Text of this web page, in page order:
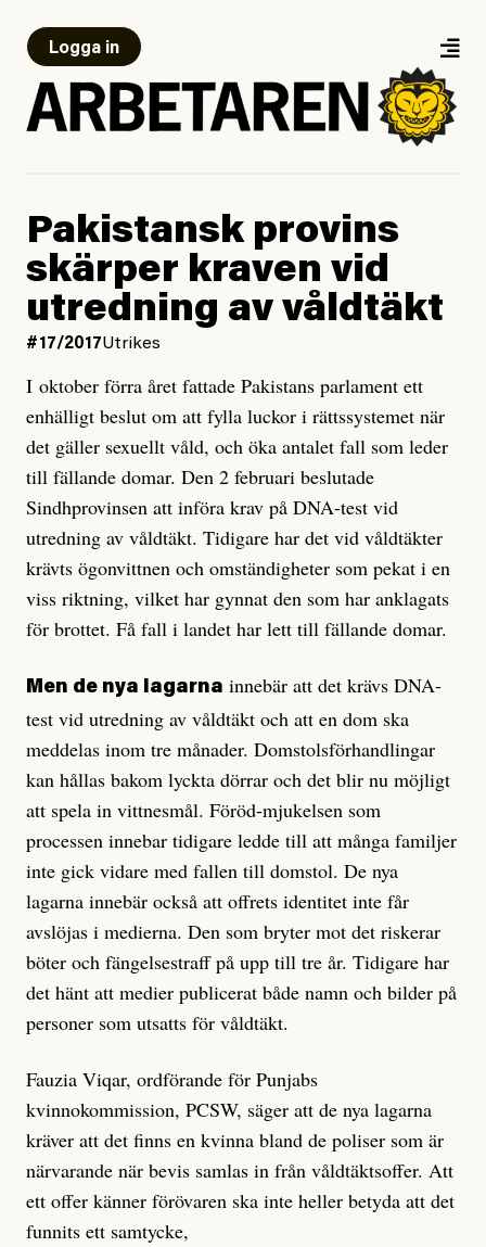
Logga in
Pakistansk provins
skärper kraven vid
utredning av våldtäkt
#17/2017Utrikes
I oktober förra året fattade Pakistans parlament ett
enhälligt beslut om att fylla luckor i rättssystemet när
det gäller sexuellt våld, och öka antalet fall som leder
till fällande domar. Den 2 februari beslutade
Sindhprovinsen att införa krav på DNA-test vid
utredning av våldtäkt. Tidigare har det vid våldtäkter
krävts ögonvittnen och omständigheter som pekat i en
viss riktning, vilket har gynnat den som har anklagats
för brottet. Få fall i landet har lett till fällande domar.
Men de nya lagarna innebär att det krävs DNA-
test vid utredning av våldtäkt och att en dom ska
meddelas inom tre månader. Domstolsförhandlingar
kan hållas bakom lyckta dörrar och det blir nu möjligt
att spela in vittnesmål. Föröd-mjukelsen som
processen innebar tidigare ledde till att många familjer
inte gick vidare med fallen till domstol. De nya
lagarna innebär också att offrets identitet inte får
avslöjas i medierna. Den som bryter mot det riskerar
böter och fängelsestraff på upp till tre år. Tidigare har
det hänt att medier publicerat både namn och bilder på
personer som utsatts för våldtäkt.
Fauzia Viqar, ordförande för Punjabs
kvinnokommission, PCSW, säger att de nya lagarna
kräver att det finns en kvinna bland de poliser som är
närvarande när bevis samlas in från våldtäktsoffer. Att
ett offer känner förövaren ska inte heller betyda att det
funnits ett samtycke,